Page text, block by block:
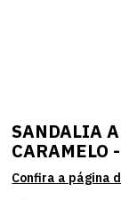
SANDALIA
CARAMELO